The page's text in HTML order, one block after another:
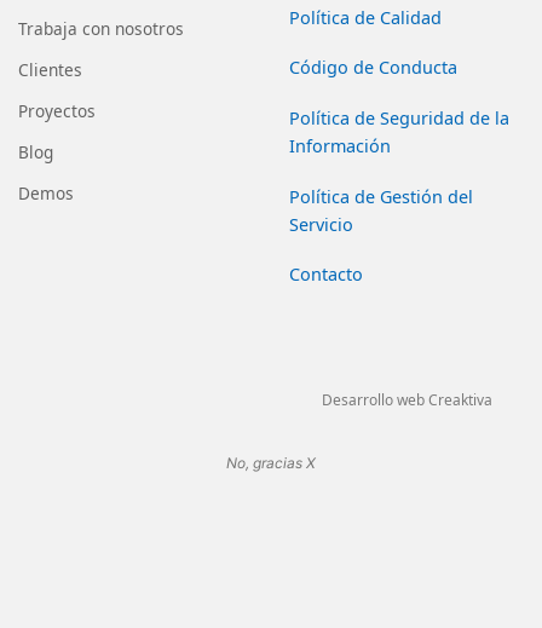
Trabaja con nosotros
Clientes
Proyectos
Blog
Demos
Política de Calidad
Código de Conducta
Política de Seguridad de la
Información
Política de Gestión del
Servicio
Contacto
Desarrollo web Creaktiva
No, gracias X